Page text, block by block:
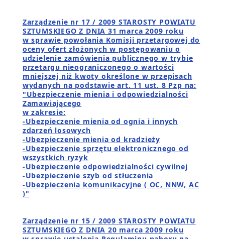
Zarządzenie nr 17 / 2009 STAROSTY POWIATU
SZTUMSKIEGO Z DNIA 31 marca 2009 roku
w sprawie powołania Komisji przetargowej do
oceny ofert złożonych w postępowaniu o
udzielenie zamówienia publicznego w trybie
przetargu nieograniczonego o wartości
mniejszej niż kwoty określone w przepisach
wydanych na podstawie art. 11 ust. 8 Pzp na:
"Ubezpieczenie mienia i odpowiedzialności
Zamawiającego
w zakresie:
-Ubezpieczenie mienia od ognia i innych
zdarzeń losowych
-Ubezpieczenie mienia od kradzieży
-Ubezpieczenie sprzętu elektronicznego od
wszystkich ryzyk
-Ubezpieczenie odpowiedzialności cywilnej
-Ubezpieczenie szyb od stłuczenia
-Ubezpieczenia komunikacyjne ( OC, NNW, AC
)"
Zarządzenie nr 15 / 2009 STAROSTY POWIATU
SZTUMSKIEGO Z DNIA 20 marca 2009 roku